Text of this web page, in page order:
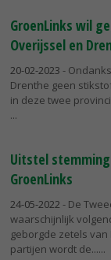
GroenLinks wil
Overijssel en
20-02-2023 -
Drenthe geen
in deze twee
Uitstel
GroenLinks
24-05-2022 - De
waarschijnlijk
geborgde zetels
partijen wordt de...